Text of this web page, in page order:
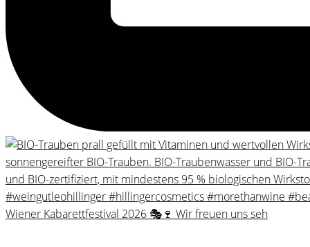
Wiener Kabarettfestival 2026 🎭🍷 Wir freuen uns seh